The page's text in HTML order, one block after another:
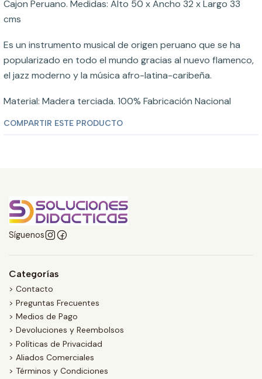
Cajon Peruano. Medidas: Alto 50 x Ancho 32 x Largo 33
cms
Es un instrumento musical de origen peruano que se ha
popularizado en todo el mundo gracias al nuevo flamenco,
el jazz moderno y la música afro-latina-caribeña.
Material: Madera terciada. 100% Fabricación Nacional
COMPARTIR ESTE PRODUCTO
Síguenos
Categorías
> Contacto
> Preguntas Frecuentes
> Medios de Pago
> Devoluciones y Reembolsos
> Políticas de Privacidad
> Aliados Comerciales
> Términos y Condiciones